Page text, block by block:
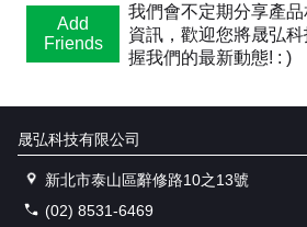
Add
Friends
我們會不定期分享產
資訊，歡迎您將晟弘
握我們的最新動態! : )
晟弘科技有限公司
新北市泰山區辭修路10之13號
(02) 8531-6469